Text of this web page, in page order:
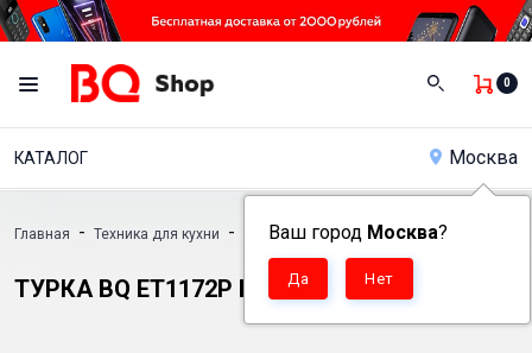
0
КАТАЛОГ Москва
Ваш город Москва?
Главная - Техника для кухни - Кофеварки - Турка BQ ET1172P Black
ТУРКА BQ ET1172P BLACK